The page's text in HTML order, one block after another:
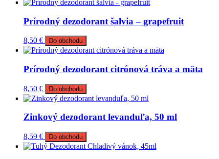
Prírodný dezodorant šalvia – grapefruit
8,50 € Do obchodu
Prírodný dezodorant citrónová tráva a mäta
8,50 € Do obchodu
Zinkový dezodorant levanduľa, 50 ml
8,59 € Do obchodu